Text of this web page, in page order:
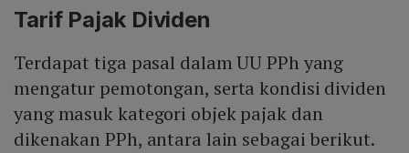
Tarif Pajak Dividen
Terdapat tiga pasal dalam UU PPh yang
mengatur pemotongan, serta kondisi dividen
yang masuk kategori objek pajak dan
dikenakan PPh, antara lain sebagai berikut.